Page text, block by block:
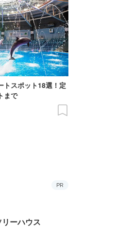
トスポット18選！定
まで
PR
ーハウス